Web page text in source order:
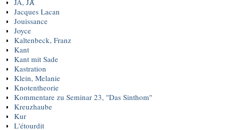
JA, JȺ
Jacques Lacan
Jouissance
Joyce
Kaltenbeck, Franz
Kant
Kant mit Sade
Kastration
Klein, Melanie
Knotentheorie
Kommentare zu Seminar 23, "Das Sinthom"
Kreuzhaube
Kur
L'étourdit